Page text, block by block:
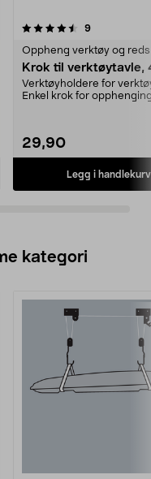
9anmeldelser
Oppheng verktøy og
Krok til verktøytavle,
Verktøyholdere for
Enkel krok for
29,90
Legg i handlekurv
4.5av 5 stjerner
kategori